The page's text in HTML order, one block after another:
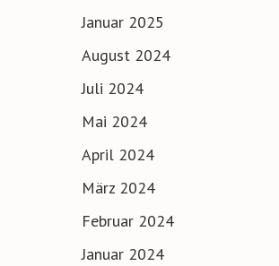
Januar 2025
August 2024
Juli 2024
Mai 2024
April 2024
März 2024
Februar 2024
Januar 2024